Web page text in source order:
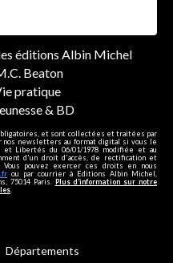
éditions Albin Michel
Beaton
pratique
& BD
et sont collectées et traitées par
newsletters au format digital si vous le
et Libertés du 06/01/1978 modifiée et au
d'un droit d'accès, de rectification et
Vous pouvez exercer ces droits en nous
ou par courrier à Editions Albin Michel,
75014 Paris. Plus d’information sur notre
Départements